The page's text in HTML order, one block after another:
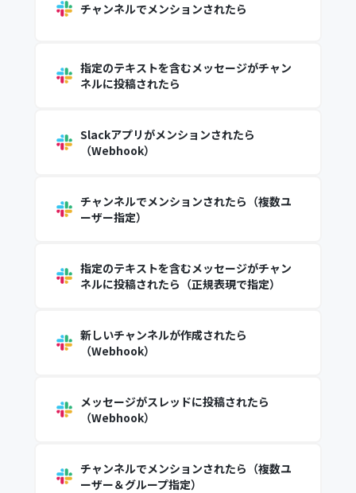
チャンネルでメンションされたら
指定のテキストを含むメッセージがチャン
ネルに投稿されたら
Slackアプリがメンションされたら
（Webhook）
チャンネルでメンションされたら（複数ユ
ーザー指定）
指定のテキストを含むメッセージがチャン
ネルに投稿されたら（正規表現で指定）
新しいチャンネルが作成されたら
（Webhook）
メッセージがスレッドに投稿されたら
（Webhook）
チャンネルでメンションされたら（複数ユ
ーザー＆グループ指定）